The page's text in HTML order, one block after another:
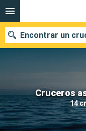
Cruceros
14
Encontrar un
Nuestros destinos
Fecha de salida